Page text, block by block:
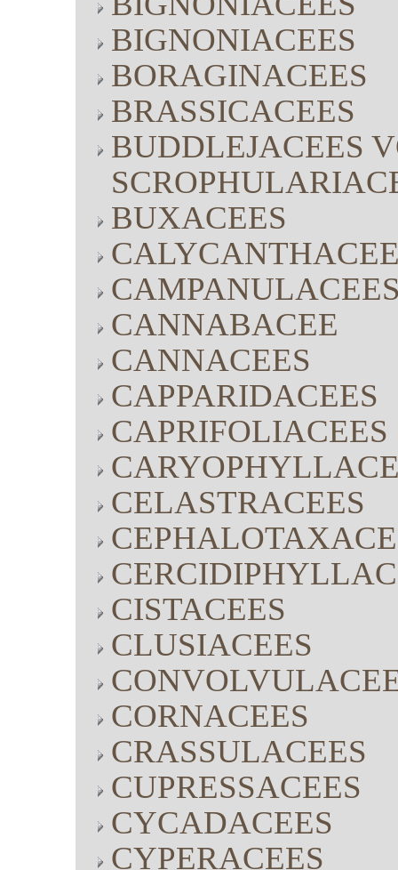
BIGNONIACEES
BORAGINACEES
BRASSICACEES
BUDDLEJACEES
BUXACEES
CANNABACEE
CANNACEES
CAPPARIDACEES
CAPRIFOLIACEES
CELASTRACEES
CISTACEES
CLUSIACEES
CORNACEES
CRASSULACEES
CUPRESSACEES
CYCADACEES
CYPERACEES